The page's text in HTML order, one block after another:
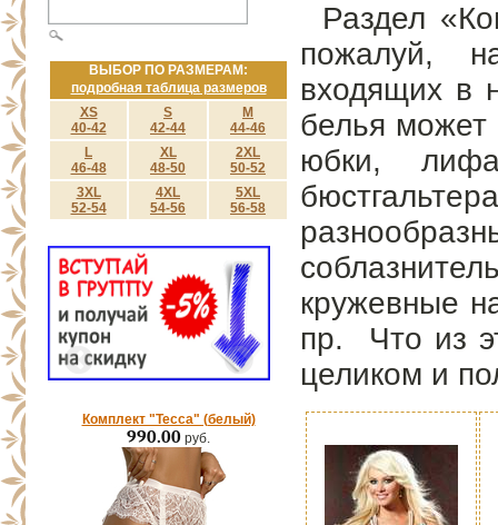
ВЫБОР ПО РАЗМЕРАМ:
подробная таблица размеров
XS
40-42
S
42-44
M
44-46
L
46-48
XL
48-50
2XL
50-52
3XL
52-54
4XL
54-56
5XL
56-58
Комплект "Тесса" (белый)
990.00 руб.
Раздел
пожалуй,
входящих в
белья может
юбки,
кружевные
пр. Что из
целиком и